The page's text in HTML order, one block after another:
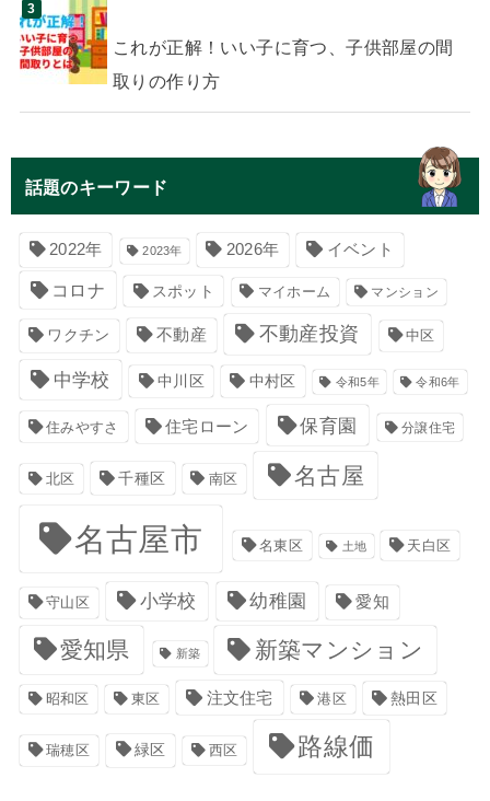
これが正解！いい子に育つ、子供部屋の間
取りの作り方
話題のキーワード
2022年 2023年 2026年 イベント
コロナ スポット マイホーム マンション
ワクチン 不動産 不動産投資 中区
中学校 中川区 中村区 令和5年 令和6年
住みやすさ 住宅ローン 保育園 分譲住宅
北区 千種区 南区 名古屋
名古屋市 名東区 土地 天白区
守山区 小学校 幼稚園 愛知
愛知県 新築 新築マンション
昭和区 東区 注文住宅 港区 熱田区
瑞穂区 緑区 西区 路線価